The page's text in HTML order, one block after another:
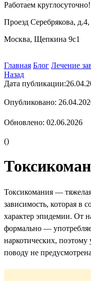
Работаем круглосуточно!
Проезд Серебрякова, д.4,
Москва, Щепкина 9с1
Главная Блог Лечение
Назад
Дата публикации:
Опубликовано:
Обновлено: 02.06.2026
()
Токсикомания —
зависимость, которая в
характер эпидемии. От
формально —
наркотических, поэтому
поводу не